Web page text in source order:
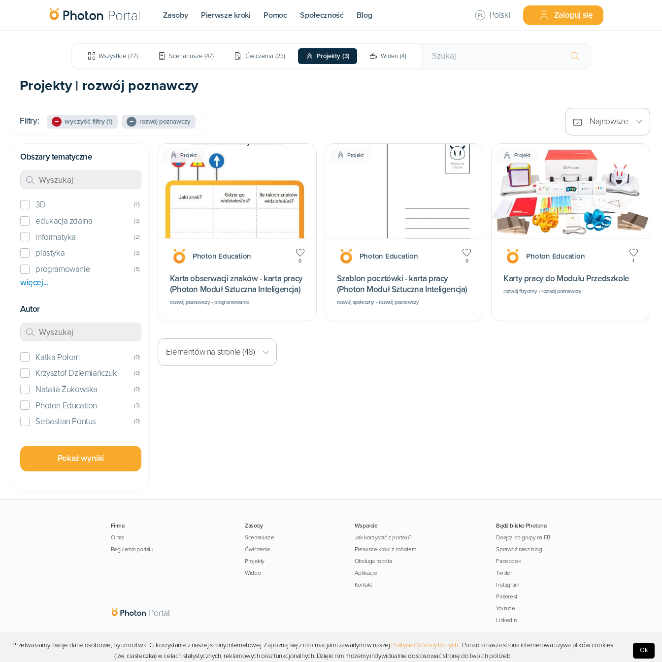
Zasoby Pierwsze kroki Pomoc Społeczność Blog Polski Zaloguj się
Wszystkie (77) Scenariusze (47) Ćwiczenia (23) Projekty (3) Wideo (4)
Projekty | rozwój poznawczy
Filtry: wyczyść filtry(1) rozwój poznawczy Najnowsze
Obszary tematyczne
3D (11)
edukacja zdalna (3)
informatyka (2)
plastyka (3)
programowanie (5)
więcej...
Autor
Katka Połom (0)
Krzysztof Dziemiańczuk (0)
Natalia Żukowska (0)
Photon Education (3)
Sebastian Pontus (0)
Pokaż wyniki
Projekt
Photon Education
0
Karta obserwacji znaków - karta pracy
(Photon Moduł Sztuczna Inteligencja)
rozwój poznawczy • programowanie
Projekt
Photon Education
0
Szablon pocztówki - karta pracy
(Photon Moduł Sztuczna Inteligencja)
rozwój społeczny • rozwój poznawczy
Projekt
Photon Education
1
Karty pracy do Modułu Przedszkole
rozwój fizyczny • rozwój poznawczy
Elementów na stronie (48)
Firma
O nas
Regulamin portalu
Zasoby
Scenariusze
Ćwiczenia
Projekty
Wideo
Wsparcie
Jak korzystać z portalu?
Pierwsze kroki z robotem
Obsługa robota
Aplikacje
Kontakt
Bądź blisko Photona
Dołącz do grupy na FB!
Sprawdź nasz blog
Facebook
Twitter
Instagram
Pinterest
Youtube
LinkedIn
Copyright © 2026 Photon. Wszelkie prawa zastrzeżone.
Przetwarzamy Twoje dane osobowe, by umożliwić Ci korzystanie z naszej strony internetowej. Zapoznaj się z informacjami zawartymi w naszej Polityce Ochrony Danych . Ponadto nasza strona internetowa używa plików cookies
(tzw. ciasteczka) w celach statystycznych, reklamowych oraz funkcjonalnych. Dzięki nim możemy indywidualnie dostosować stronę do twoich potrzeb.
Ok